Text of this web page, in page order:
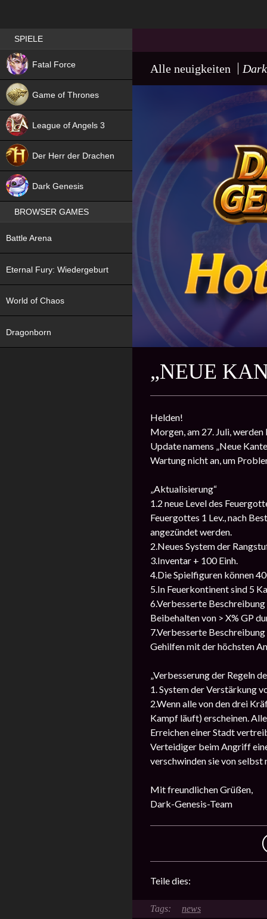
Alle neuigkeiten
„NEUE
Helden!
Morgen, am 27. Juli,
Update namens „Neue
Wartung nicht an, um
„Aktualisierung“
1.2 neue Level des
Feuergottes 1 Lev., nach
angezündet werden.
2.Neues System der
3.Inventar + 100 Einh.
4.Die Spielfiguren können
5.In Feuerkontinent sind 5
6.Verbesserte
Beibehalten von > X% GP
7.Verbesserte
Gehilfen mit der höchsten
„Verbesserung der Regeln
1. System der Verstärkung
2.Wenn alle von den drei
Kampf läuft) erscheinen.
Erreichen einer Stadt
Verteidiger beim Angriff
verschwinden sie von selbst
Mit freundlichen Grüßen,
Dark-Genesis-Team
Teile dies:
news
Best RPG games in Germany
SPIELE
Fatal Force
NEW
Game of Thrones
League of Angels 3
Der Herr der Drachen
Dark Genesis
BROWSER GAMES
Battle Arena
Eternal Fury: Wiedergeburt
World of Chaos
Dragonborn